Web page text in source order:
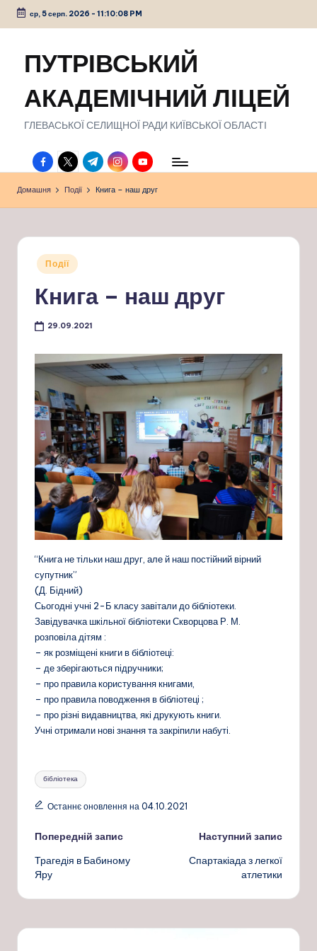
Перейти
ср, 5 серп. 2026 - 11:10:09 PM
ПУТРІВСЬКИЙ
АКАДЕМІЧНИЙ ЛІЦЕЙ
ГЛЕВАСЬКОЇ СЕЛИЩНОЇ РАДИ КИЇВСЬКОЇ ОБЛАСТІ
facebook.com
twitter.com
t.me instagram.com
youtube.com
Домашня Події Книга – наш друг
Опубліковано
Події
Книга – наш друг
29.09.2021
“Книга не тільки наш друг, але й наш постійний вірний
супутник”
(Д. Бідний)
Сьогодні учні 2-Б класу завітали до бібліотеки.
Завідувачка шкільної бібліотеки Скворцова Р. М.
розповіла дітям :
– як розміщені книги в бібліотеці:
– де зберігаються підручники;
– про правила користування книгами,
– про правила поводження в бібліотеці ;
– про різні видавництва, які друкують книги.
Учні отримали нові знання та закріпили набуті.
Позначки:
бібліотека
Останнє оновлення на 04.10.2021
Навігація
по
запису
Попередній запис
Трагедія в Бабиному
Яру
Наступний запис
Спартакіада з легкої
атлетики